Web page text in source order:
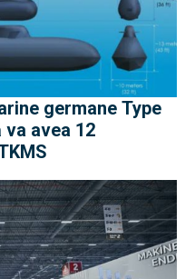
germane Type
va avea 12